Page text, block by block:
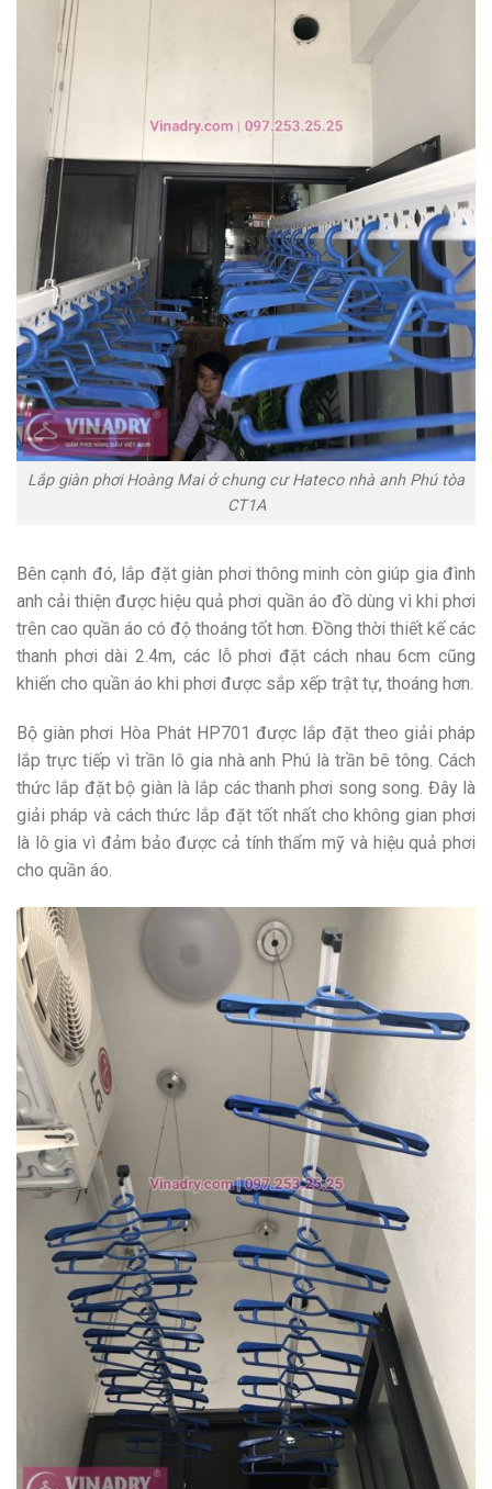
Lắp giàn phơi Hoàng Mai ở chung cư Hateco nhà anh Phú tòa
CT1A
Bên cạnh đó, lắp đặt giàn phơi thông minh còn giúp gia đình
anh cải thiện được hiệu quả phơi quần áo đồ dùng vì khi phơi
trên cao quần áo có độ thoáng tốt hơn. Đồng thời thiết kế các
thanh phơi dài 2.4m, các lỗ phơi đặt cách nhau 6cm cũng
khiến cho quần áo khi phơi được sắp xếp trật tự, thoáng hơn.
Bộ giàn phơi Hòa Phát HP701 được lắp đặt theo giải pháp
lắp trực tiếp vì trần lô gia nhà anh Phú là trần bê tông. Cách
thức lắp đặt bộ giàn là lắp các thanh phơi song song. Đây là
giải pháp và cách thức lắp đặt tốt nhất cho không gian phơi
là lô gia vì đảm bảo được cả tính thẩm mỹ và hiệu quả phơi
cho quần áo.